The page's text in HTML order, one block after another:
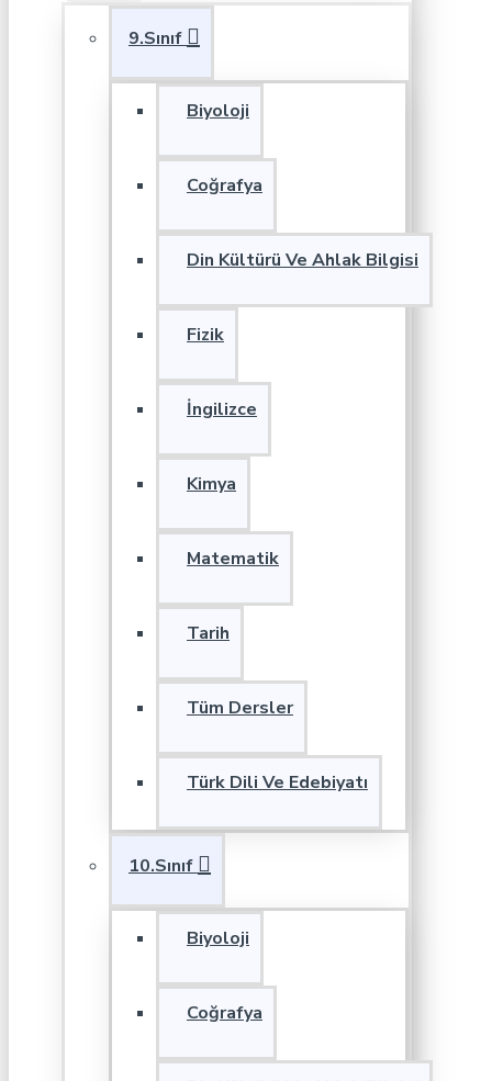
9.Sınıf
Biyoloji
Coğrafya
Din Kültürü Ve Ahlak Bilgisi
Fizik
İngilizce
Kimya
Matematik
Tarih
Tüm Dersler
Türk Dili Ve Edebiyatı
10.Sınıf
Biyoloji
Coğrafya